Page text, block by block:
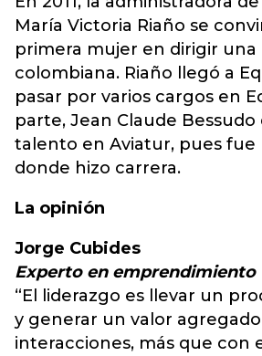
María Victoria Riaño se
primera mujer en dirigir una
colombiana. Riaño llegó a
pasar por varios cargos en
parte, Jean Claude Bessudo
talento en Aviatur, pues fue
donde hizo carrera.
La opinión
Jorge Cubides
Experto en emprendimiento
“El liderazgo es llevar un
y generar un valor
interacciones, más que con